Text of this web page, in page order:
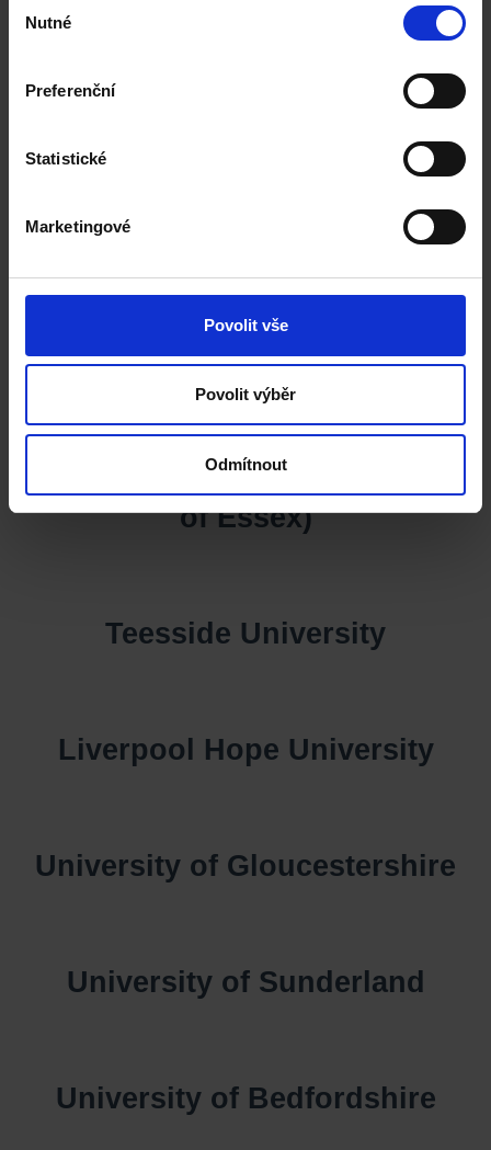
souhlasu
Nutné
Preferenční
Statistické
Marketingové
Povolit vše
Povolit výběr
Odmítnout
De Montfort University,
Anglia Ruskin University
Coventry University
of Essex)
Teesside University
Liverpool Hope University
University of Gloucestershire
University of Sunderland
University of Bedfordshire